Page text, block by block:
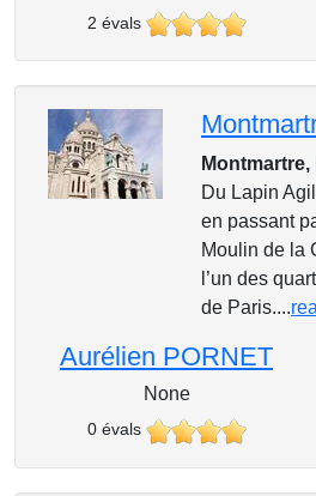
2 évals
Montmartre,
Du Lapin
en passant
Moulin de la
l’un des
de Paris....
Aurélien PORNET
None
0 évals